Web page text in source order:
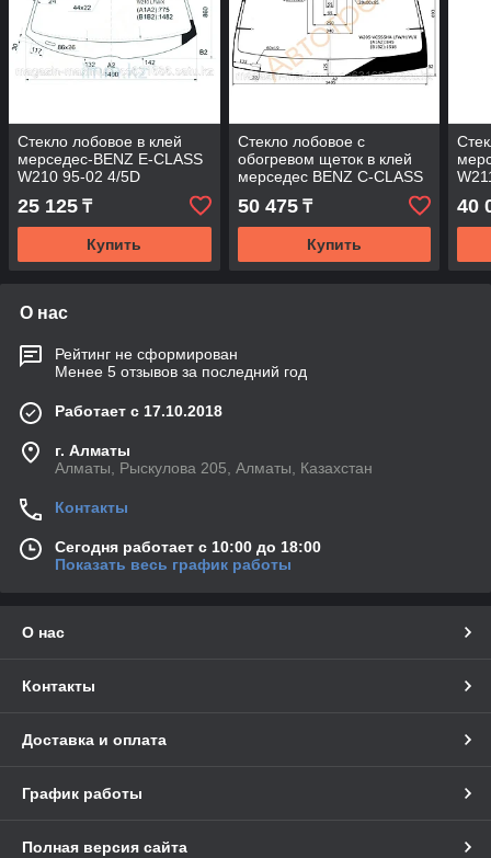
Стекло лобовое в клей
мерседес-BENZ E-CLASS
W210 95-02 4/5D
25 125 ₸
Купить
Стекло лобовое с
обогревом щеток в клей
мерседес BENZ C-CLASS
(W205) 2014-
50 475₸
Купить
40
О нас
Рейтинг не сформирован
Менее 5 отзывов за последний год
Работает с 17.10.2018
г. Алматы
Алматы, Рыскулова 205, Алматы, Казахстан
Контакты
Сегодня работает с 10:00 до 18:00
Показать весь график работы
О нас
Контакты
Доставка и оплата
График работы
Полная версия сайта